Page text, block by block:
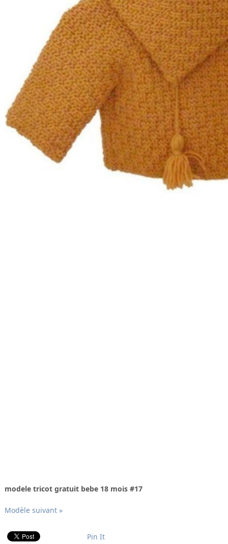
modele tricot gratuit bebe 18 mois #17
Modèle suivant »
Pin It